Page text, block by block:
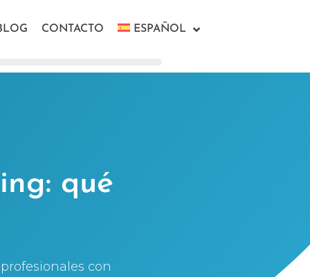
CONTACTO ESPAÑOL
qué
con